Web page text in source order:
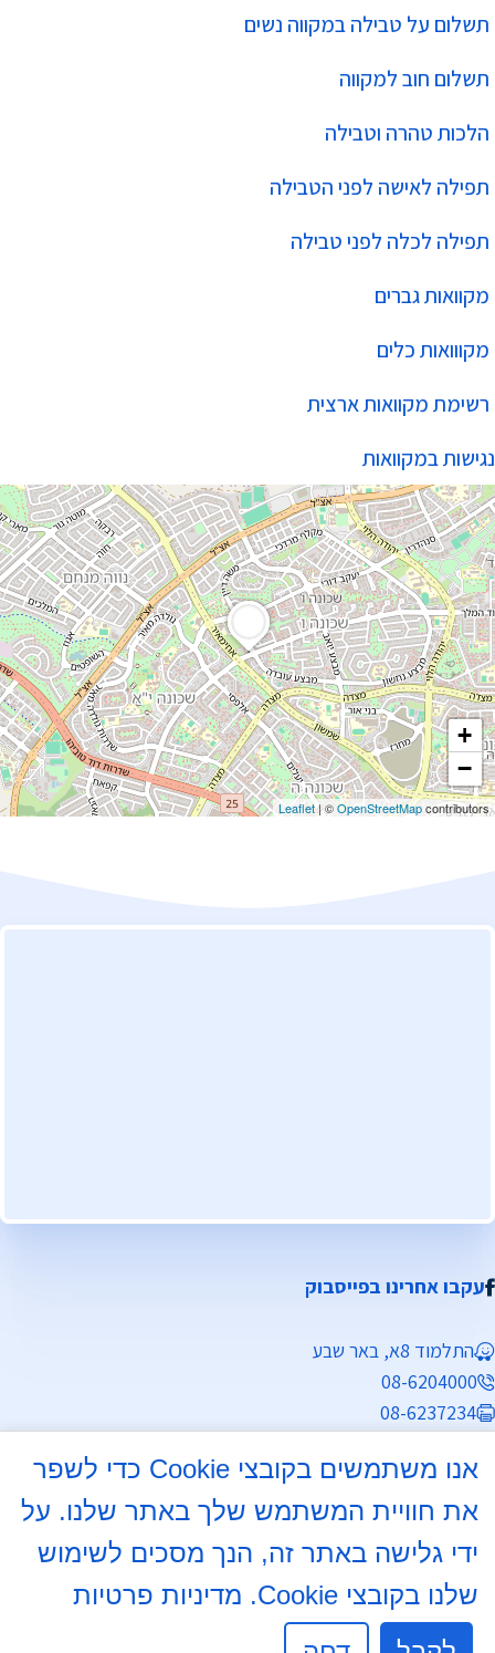
תשלום על טבילה במקווה נשים
תשלום חוב למקווה
הלכות טהרה וטבילה
תפילה לאישה לפני הטבילה
תפילה לכלה לפני טבילה
מקוואות גברים
מקווואות כלים
רשימת מקוואות ארצית
נגישות במקוואות
+
−
Leaflet| ©OpenStreetMapcontributors
עקבו אחרינו בפייסבוק
התלמוד 8א, באר שבע
08-6204000
08-6237234
שעות פעילות מזכירות:
ימים א', ב', ד', ה' 8:30 - 13:30
יום ג' 8:30 - 13:30, 16:00 - 17:30
אנו משתמשים בקובצי Cookie כדי לשפר
את חוויית המשתמש שלך באתר שלנו. על
ידי גלישה באתר זה, הנך מסכים לשימוש
שלנו בקובצי Cookie.
מדיניות פרטיות